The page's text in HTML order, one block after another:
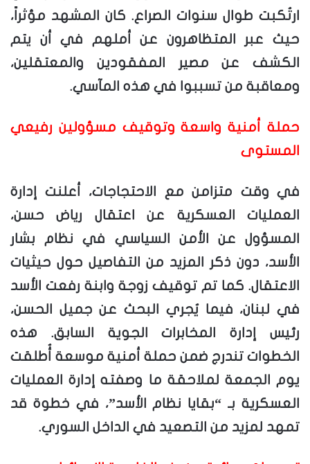
ارتُكبت طوال سنوات الصراع. كان المشهد مؤثراً،
حيث عبر المتظاهرون عن أملهم في أن يتم
الكشف عن مصير المفقودين والمعتقلين،
ومعاقبة من تسببوا في هذه المآسي.
حملة أمنية واسعة وتوقيف مسؤولين رفيعي
المستوى
في وقت متزامن مع الاحتجاجات، أعلنت إدارة
العمليات العسكرية عن اعتقال رياض حسن،
المسؤول عن الأمن السياسي في نظام بشار
الأسد، دون ذكر المزيد من التفاصيل حول حيثيات
الاعتقال. كما تم توقيف زوجة وابنة رفعت الأسد
في لبنان، فيما يُجري البحث عن جميل الحسن،
رئيس إدارة المخابرات الجوية السابق. هذه
الخطوات تندرج ضمن حملة أمنية موسعة أُطلقت
يوم الجمعة لملاحقة ما وصفته إدارة العمليات
العسكرية بـ “بقايا نظام الأسد”، في خطوة قد
تمهد لمزيد من التصعيد في الداخل السوري.